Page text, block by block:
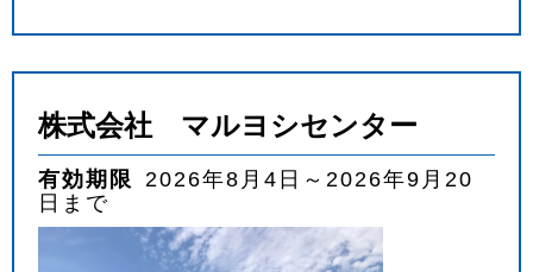
株式会社 マルヨシセンター
有効期限 2026年8月4日～2026年9月20
日まで